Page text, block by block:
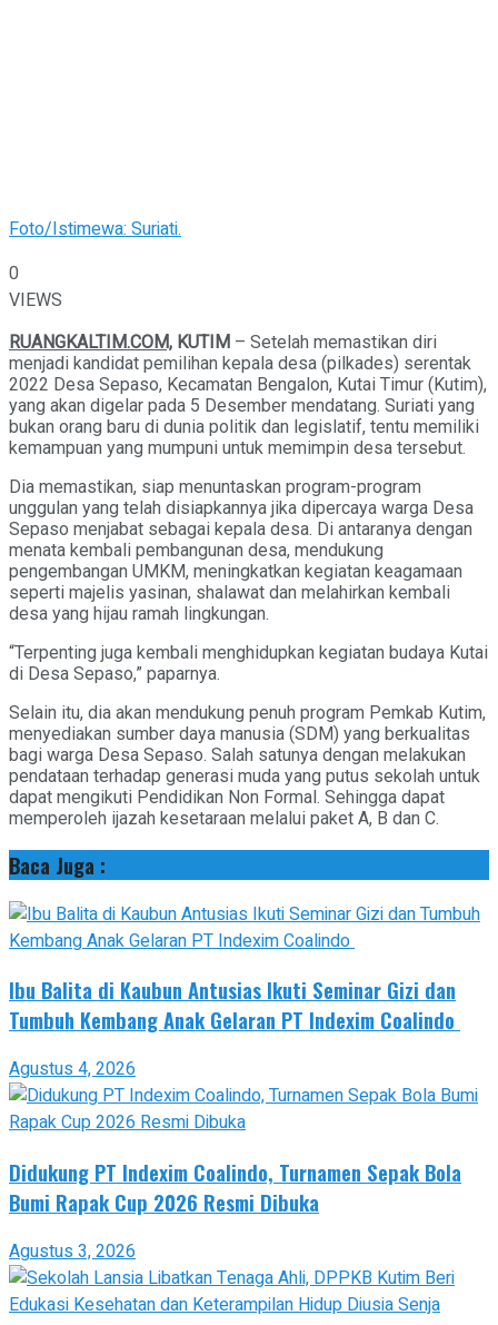
Foto/Istimewa: Suriati.
0
VIEWS
RUANGKALTIM.COM, KUTIM – Setelah memastikan diri
menjadi kandidat pemilihan kepala desa (pilkades) serentak
2022 Desa Sepaso, Kecamatan Bengalon, Kutai Timur (Kutim),
yang akan digelar pada 5 Desember mendatang. Suriati yang
bukan orang baru di dunia politik dan legislatif, tentu memiliki
kemampuan yang mumpuni untuk memimpin desa tersebut.
Dia memastikan, siap menuntaskan program-program
unggulan yang telah disiapkannya jika dipercaya warga Desa
Sepaso menjabat sebagai kepala desa. Di antaranya dengan
menata kembali pembangunan desa, mendukung
pengembangan UMKM, meningkatkan kegiatan keagamaan
seperti majelis yasinan, shalawat dan melahirkan kembali
desa yang hijau ramah lingkungan.
“Terpenting juga kembali menghidupkan kegiatan budaya Kutai
di Desa Sepaso,” paparnya.
Selain itu, dia akan mendukung penuh program Pemkab Kutim,
menyediakan sumber daya manusia (SDM) yang berkualitas
bagi warga Desa Sepaso. Salah satunya dengan melakukan
pendataan terhadap generasi muda yang putus sekolah untuk
dapat mengikuti Pendidikan Non Formal. Sehingga dapat
memperoleh ijazah kesetaraan melalui paket A, B dan C.
Baca Juga :
Ibu Balita di Kaubun Antusias Ikuti Seminar Gizi dan
Tumbuh Kembang Anak Gelaran PT Indexim Coalindo
Agustus 4, 2026
Didukung PT Indexim Coalindo, Turnamen Sepak Bola
Bumi Rapak Cup 2026 Resmi Dibuka
Agustus 3, 2026